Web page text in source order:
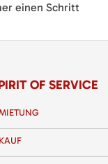
einen Schritt
OF SERVICE